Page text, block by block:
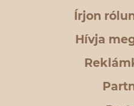
Írjon
Hívja